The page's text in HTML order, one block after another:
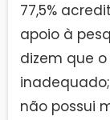
77,5%
apoio à
dizem que
não possui